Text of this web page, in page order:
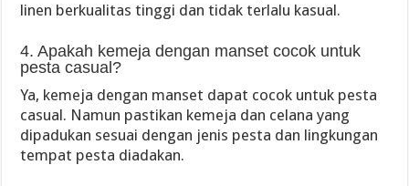
linen berkualitas tinggi dan tidak terlalu kasual.
4. Apakah kemeja dengan manset cocok untuk
pesta casual?
Ya, kemeja dengan manset dapat cocok untuk pesta
casual. Namun pastikan kemeja dan celana yang
dipadukan sesuai dengan jenis pesta dan lingkungan
tempat pesta diadakan.